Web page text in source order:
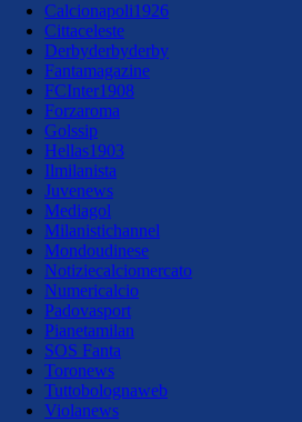
Calcionapoli1926
Cittaceleste
Derbyderbyderby
Fantamagazine
FCInter1908
Forzaroma
Golssip
Hellas1903
Ilmilanista
Juvenews
Mediagol
Milanistichannel
Mondoudinese
Notiziecalciomercato
Numericalcio
Padovasport
Pianetamilan
SOS Fanta
Toronews
Tuttobolognaweb
Violanews